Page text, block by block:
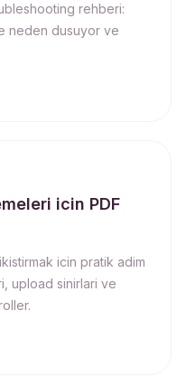
rehberi:
neden dusuyor ve
icin PDF
icin pratik adim
upload sinirlari ve